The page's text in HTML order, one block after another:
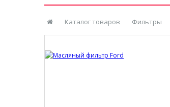
Каталог товаров Фильтры